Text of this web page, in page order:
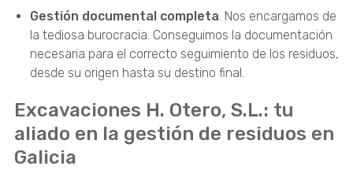
Gestión documental completa. Nos encargamos de
la tediosa burocracia. Conseguimos la documentación
necesaria para el correcto seguimiento de los residuos,
desde su origen hasta su destino final.
Excavaciones H. Otero, S.L.: tu
aliado en la gestión de residuos en
Galicia